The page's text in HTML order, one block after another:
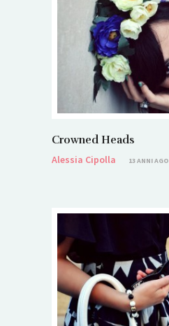
Crowned Heads
Alessia Cipolla
13 ANNI AGO